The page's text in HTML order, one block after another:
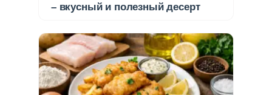
– вкусный и полезный десерт